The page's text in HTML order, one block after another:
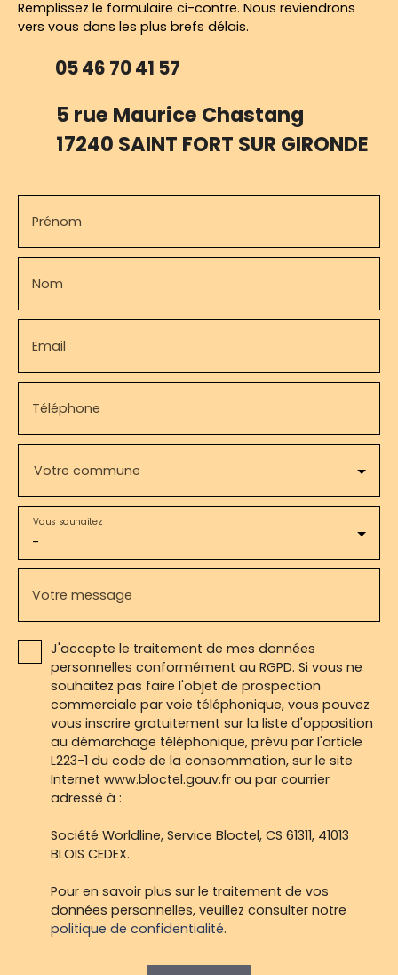
Remplissez le formulaire ci-contre. Nous reviendrons
vers vous dans les plus brefs délais.
05 46 70 41 57
5 rue Maurice Chastang
17240 SAINT FORT SUR GIRONDE
Prénom
Nom
Email
Téléphone
Votre commune
-
Vous souhaitez
Votre message
J'accepte le traitement de mes données
personnelles conformément au RGPD. Si vous ne
souhaitez pas faire l'objet de prospection
commerciale par voie téléphonique, vous pouvez
vous inscrire gratuitement sur la liste d'opposition
au démarchage téléphonique, prévu par l'article
L223-1 du code de la consommation, sur le site
Internet www.bloctel.gouv.fr ou par courrier
adressé à :
Société Worldline, Service Bloctel, CS 61311, 41013
BLOIS CEDEX.
Pour en savoir plus sur le traitement de vos
données personnelles, veuillez consulter notre
politique de confidentialité.